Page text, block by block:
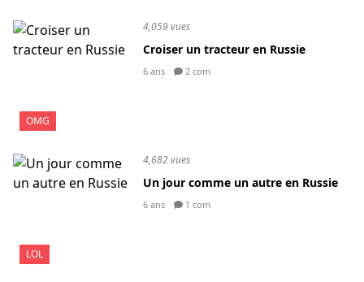
OMG
4,059 vues
Croiser un tracteur en Russie
6 ans 2 com
LOL
4,682 vues
Un jour comme un autre en Russie
6 ans 1 com